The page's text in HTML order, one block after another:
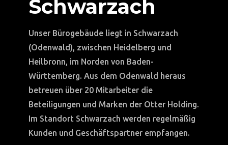
Schwarzach
Unser Bürogebäude liegt in Schwarzach
(Odenwald), zwischen Heidelberg und
Heilbronn, im Norden von Baden-
Württemberg. Aus dem Odenwald heraus
betreuen über 20 Mitarbeiter die
Beteiligungen und Marken der Otter Holding.
Im Standort Schwarzach werden regelmäßig
Kunden und Geschäftspartner empfangen.